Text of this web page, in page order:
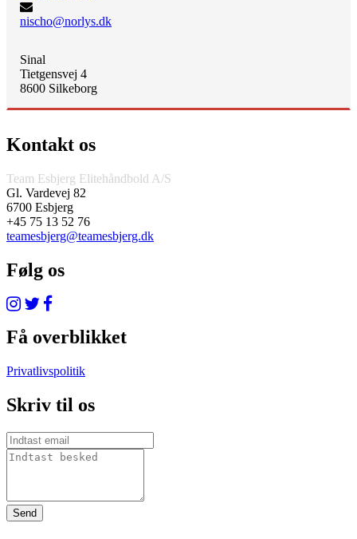
nischo@norlys.dk
Sinal
Tietgensvej 4
8600 Silkeborg
Kontakt os
Team Esbjerg Elitehåndbold A/S
Gl. Vardevej 82
6700 Esbjerg
+45 75 13 52 76
teamesbjerg@teamesbjerg.dk
Følg os
Få overblikket
Privatlivspolitik
Skriv til os